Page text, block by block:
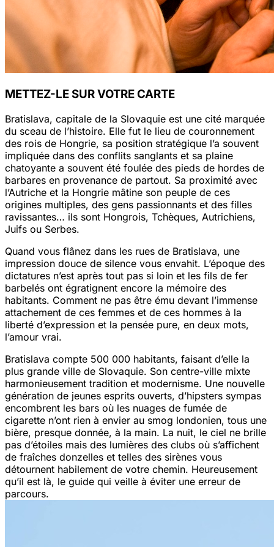
METTEZ-LE SUR VOTRE CARTE
Bratislava, capitale de la Slovaquie est une cité marquée
du sceau de l’histoire. Elle fut le lieu de couronnement
des rois de Hongrie, sa position stratégique l’a souvent
impliquée dans des conflits sanglants et sa plaine
chatoyante a souvent été foulée des pieds de hordes de
barbares en provenance de partout. Sa proximité avec
l’Autriche et la Hongrie mâtine son peuple de ces
origines multiples, des gens passionnants et des filles
ravissantes… ils sont Hongrois, Tchèques, Autrichiens,
Juifs ou Serbes.
Quand vous flânez dans les rues de Bratislava, une
impression douce de silence vous envahit. L’époque des
dictatures n’est après tout pas si loin et les fils de fer
barbelés ont égratignent encore la mémoire des
habitants. Comment ne pas être ému devant l’immense
attachement de ces femmes et de ces hommes à la
liberté d’expression et la pensée pure, en deux mots,
l’amour vrai.
Bratislava compte 500 000 habitants, faisant d’elle la
plus grande ville de Slovaquie. Son centre-ville mixte
harmonieusement tradition et modernisme. Une nouvelle
génération de jeunes esprits ouverts, d’hipsters sympas
encombrent les bars où les nuages de fumée de
cigarette n’ont rien à envier au smog londonien, tous une
bière, presque donnée, à la main. La nuit, le ciel ne brille
pas d’étoiles mais des lumières des clubs où s’affichent
de fraîches donzelles et telles des sirènes vous
détournent habilement de votre chemin. Heureusement
qu’il est là, le guide qui veille à éviter une erreur de
parcours.